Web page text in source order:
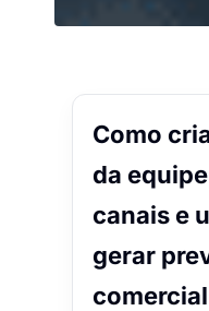
Como
da
canais e
gerar
comercial